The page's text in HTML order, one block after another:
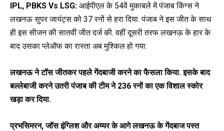
IPL, PBKS Vs LSG: आईपीएल के 54वें मुकाबले में पंजाब किंग्स ने
लखनऊ सुपर जायंट्स को 37 रनों से हरा दिया. पंजाब ने इस जीत के साथ
ही इस सीजन की सातवीं जीत दर्ज की. वहीं दूसरी तरफ लखनऊ के हार के
बाद उसका प्लेऑफ का रास्ता अब मुश्किल हो गया.
लखनऊ ने टॉस जीतकर पहले गेंदबाजी करने का फैसला किया. इसके बाद
बल्लेबाजी करने उतरी पंजाब की टीम ने 236 रनों का एक विशाल स्कोर
खड़ा कर दिया.
प्रभसिमरन, जॉस इंग्लिश और अय्यर के आगे लखनऊ के गेंदबाज पस्त